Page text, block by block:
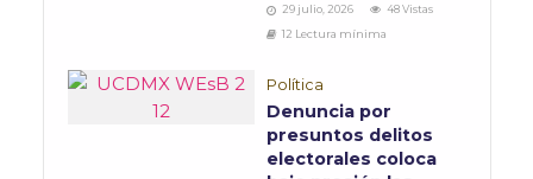
29 julio, 2026
48 Vistas
12 Lectura mínima
Política
Denuncia por
presuntos delitos
electorales coloca